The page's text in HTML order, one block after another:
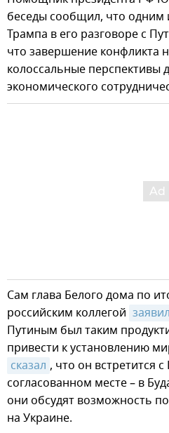
беседы сообщил, что одним
Трампа в его разговоре с
что завершение конфликта
колоссальные перспективы
экономического
Сам глава Белого дома по
российским коллегой заявил
Путиным был таким
привести к установлению
сказал , что он встретится
согласованном месте – в
они обсудят возможность
на Украине.